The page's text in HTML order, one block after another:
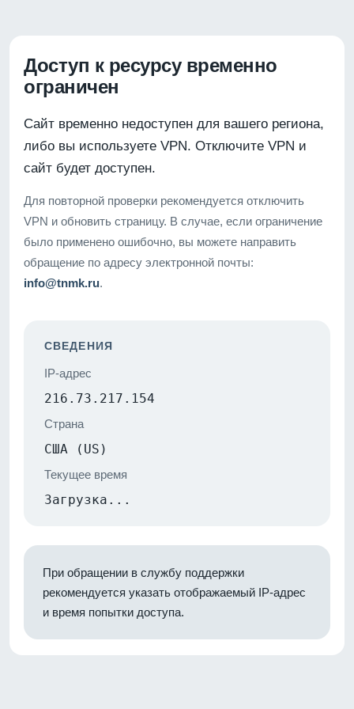
Доступ к ресурсу временно
ограничен
Сайт временно недоступен для вашего региона,
либо вы используете VPN. Отключите VPN и
сайт будет доступен.
Для повторной проверки рекомендуется отключить
VPN и обновить страницу. В случае, если ограничение
было применено ошибочно, вы можете направить
обращение по адресу электронной почты:
info@tnmk.ru.
СВЕДЕНИЯ
IP-адрес
216.73.217.154
Страна
США (US)
Текущее время
Загрузка...
При обращении в службу поддержки
рекомендуется указать отображаемый IP-адрес
и время попытки доступа.